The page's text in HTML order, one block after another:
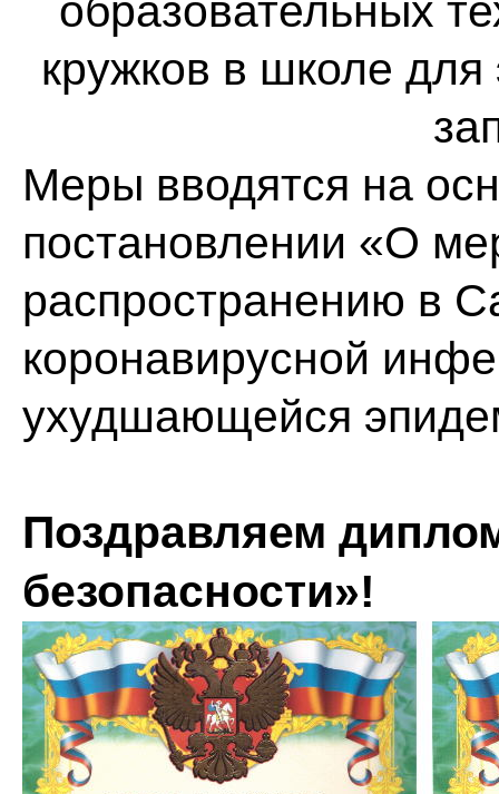
образовательных
кружков в школе
Меры вводятся на
постановлении «О
распространению в
коронавирусной
ухудшающейся
Поздравляем
безопасности»!